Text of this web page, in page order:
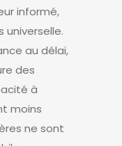
informé,
universelle.
au délai,
des
à
moins
ne sont